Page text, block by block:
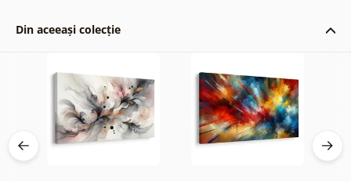
Din aceeași colecție